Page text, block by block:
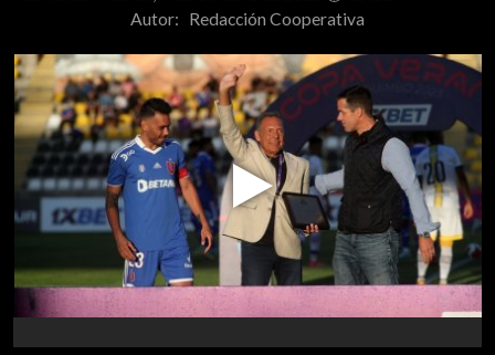
Autor: Redacción Cooperativa
Play
Video